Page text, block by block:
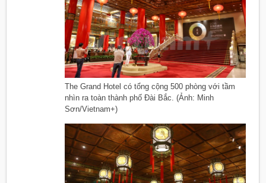
The Grand Hotel có tổng cộng 500 phòng với tầm
nhìn ra toàn thành phố Đài Bắc. (Ảnh: Minh
Sơn/Vietnam+)